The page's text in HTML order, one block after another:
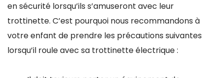
en sécurité lorsqu’ils s’amuseront avec leur
trottinette. C’est pourquoi nous recommandons à
votre enfant de prendre les précautions suivantes
lorsqu’il roule avec sa trottinette électrique :